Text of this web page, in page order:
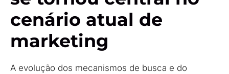
cenário atual de
marketing
A evolução dos mecanismos de busca e do